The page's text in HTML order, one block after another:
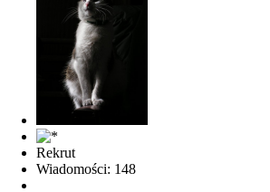
Rekrut
Wiadomości: 148